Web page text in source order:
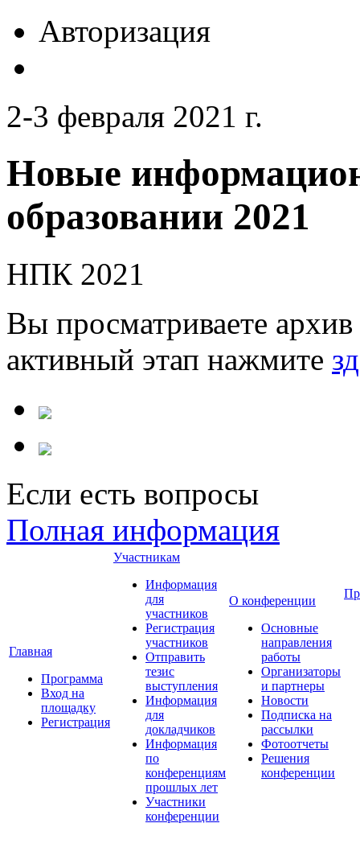
Авторизация
2-3 февраля 2021 г.
Новые
образовании 2021
НПК 2021
Вы просматриваете
активный этап нажмите
Если есть вопросы
Полная информация
Главная
Программа
Вход на
площадку
Регистрация
Участникам
Информация
для
участников
Регистрация
участников
Отправить
тезис
выступления
Информация
для
докладчиков
Информация
по
конференциям
прошлых лет
Участники
конференции
О конференции
Основные
направления
работы
Организаторы
и партнеры
Новости
Подписка на
рассылки
Фотоотчеты
Решения
конференции